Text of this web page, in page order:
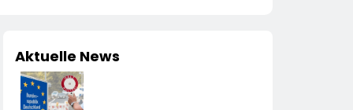
Aktuelle News